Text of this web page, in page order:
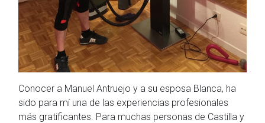
Conocer a Manuel Antruejo y a su esposa Blanca, ha
sido para mí una de las experiencias profesionales
más gratificantes. Para muchas personas de Castilla y